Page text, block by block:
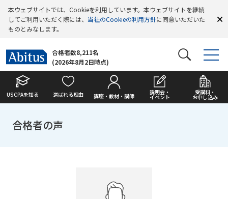
本ウェブサイトでは、Cookieを利用しています。本ウェブサイトを継続
してご利用いただく際には、 当社のCookieの利用方針に同意いただいた
ものとみなします。
合格者数8,211名
(2026年8月2日時点)
USCPAを知る 選ばれる理由 講座・教材・講師
説明会・
イベント
受講料・
お申し込み
合格者の声